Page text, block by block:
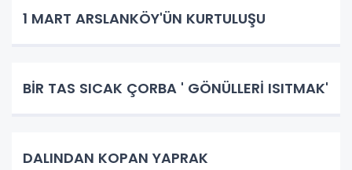
1 MART ARSLANKÖY'ÜN KURTULUŞU
BİR TAS SICAK ÇORBA ' GÖNÜLLERİ ISITMAK'
DALINDAN KOPAN YAPRAK